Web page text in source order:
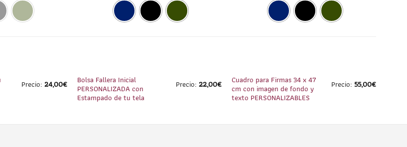
Precio:24,00€ Bolsa Fallera Inicial
PERSONALIZADA con
Estampado de tu tela
Precio:22,00€ Cuadro para Firmas 34 x 47
cm con imagen de fondo y
texto PERSONALIZABLES
Precio:55,00€